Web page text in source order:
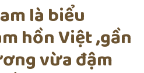
là biểu
hồn Việt ,gần
vừa đậm